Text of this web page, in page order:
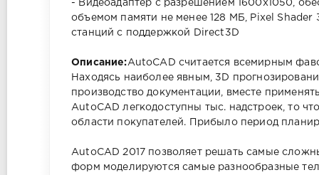
- Видеоадаптер с разрешением 1600x1050,
объемом памяти не менее 128 МБ, Pixel Shader
станций с поддержкой Direct3D
Описание:AutoCAD считается всемирным
Находясь наиболее явным, 3D
производство документации, вместе
AutoCAD легкодоступны тыс. надстроек, то
области покупателей. Прибыло период
AutoCAD 2017 позволяет решать самые
форм моделируются самые разнообразные